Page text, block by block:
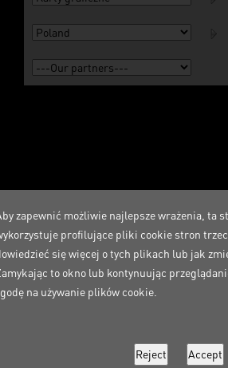
zapewnić możliwie najlepsze wrażenia, ta
profilujące pliki cookie stron
się więcej o tych plikach lub jak
to okno lub kontynuując
na używanie plików cookie.